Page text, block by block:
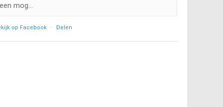
een mog...
op Facebook · Delen